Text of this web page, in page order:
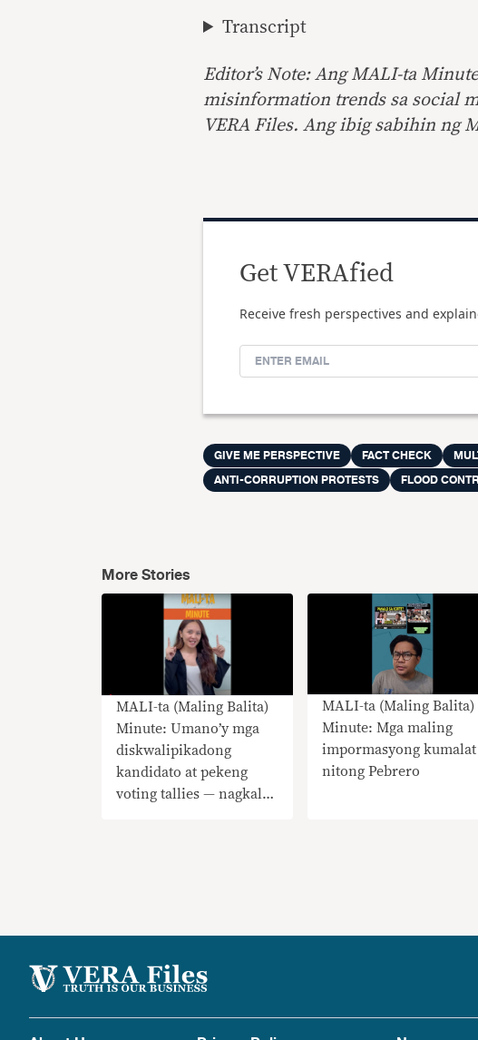
Transcript
Editor’s Note: Ang MALI-ta
misinformation trends sa social
VERA Files. Ang ibig sabihin ng
Get VERAfied
Receive fresh perspectives and
GIVE ME PERSPECTIVE FACT CHECK
ANTI-CORRUPTION PROTESTS
FLOOD
More Stories
MALI-ta (Maling Balita)
Minute: Umano’y mga
diskwalipikadong
kandidato at pekeng
voting tallies — nagkalat
MALI-ta (Maling Balita)
Minute: Mga maling
impormasyong kumalat
nitong Pebrero